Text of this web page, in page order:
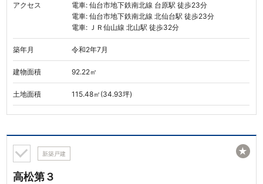
アクセス
電車: 仙台市地下鉄南北線 台原駅 徒歩23分
電車: 仙台市地下鉄南北線 北仙台駅 徒歩23分
電車: ＪＲ仙山線 北山駅 徒歩32分
築年月 令和2年7月
建物面積 92.22㎡
土地面積 115.48㎡(34.93坪)
新築戸建
高松第３
★